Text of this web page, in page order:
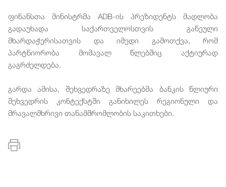
ფინანსთა მინისტრმა ADB-ის პრეზიდენტს მადლობა
გადაუხადა საქართველოსთვის გაწეული
მხარდაჭერისათვის და იმედი გამოთქვა, რომ
პარტნიორობა მომავალ წლებშიც აქტიურად
გაგრძელდება.
გარდა ამისა, შეხვედრაზე მხარეებმა ბანკის წლიური
შეხვედრის კონტექსტში განიხილეს რეგიონული და
მრავალმხრივი თანამშრომლობის საკითხები.